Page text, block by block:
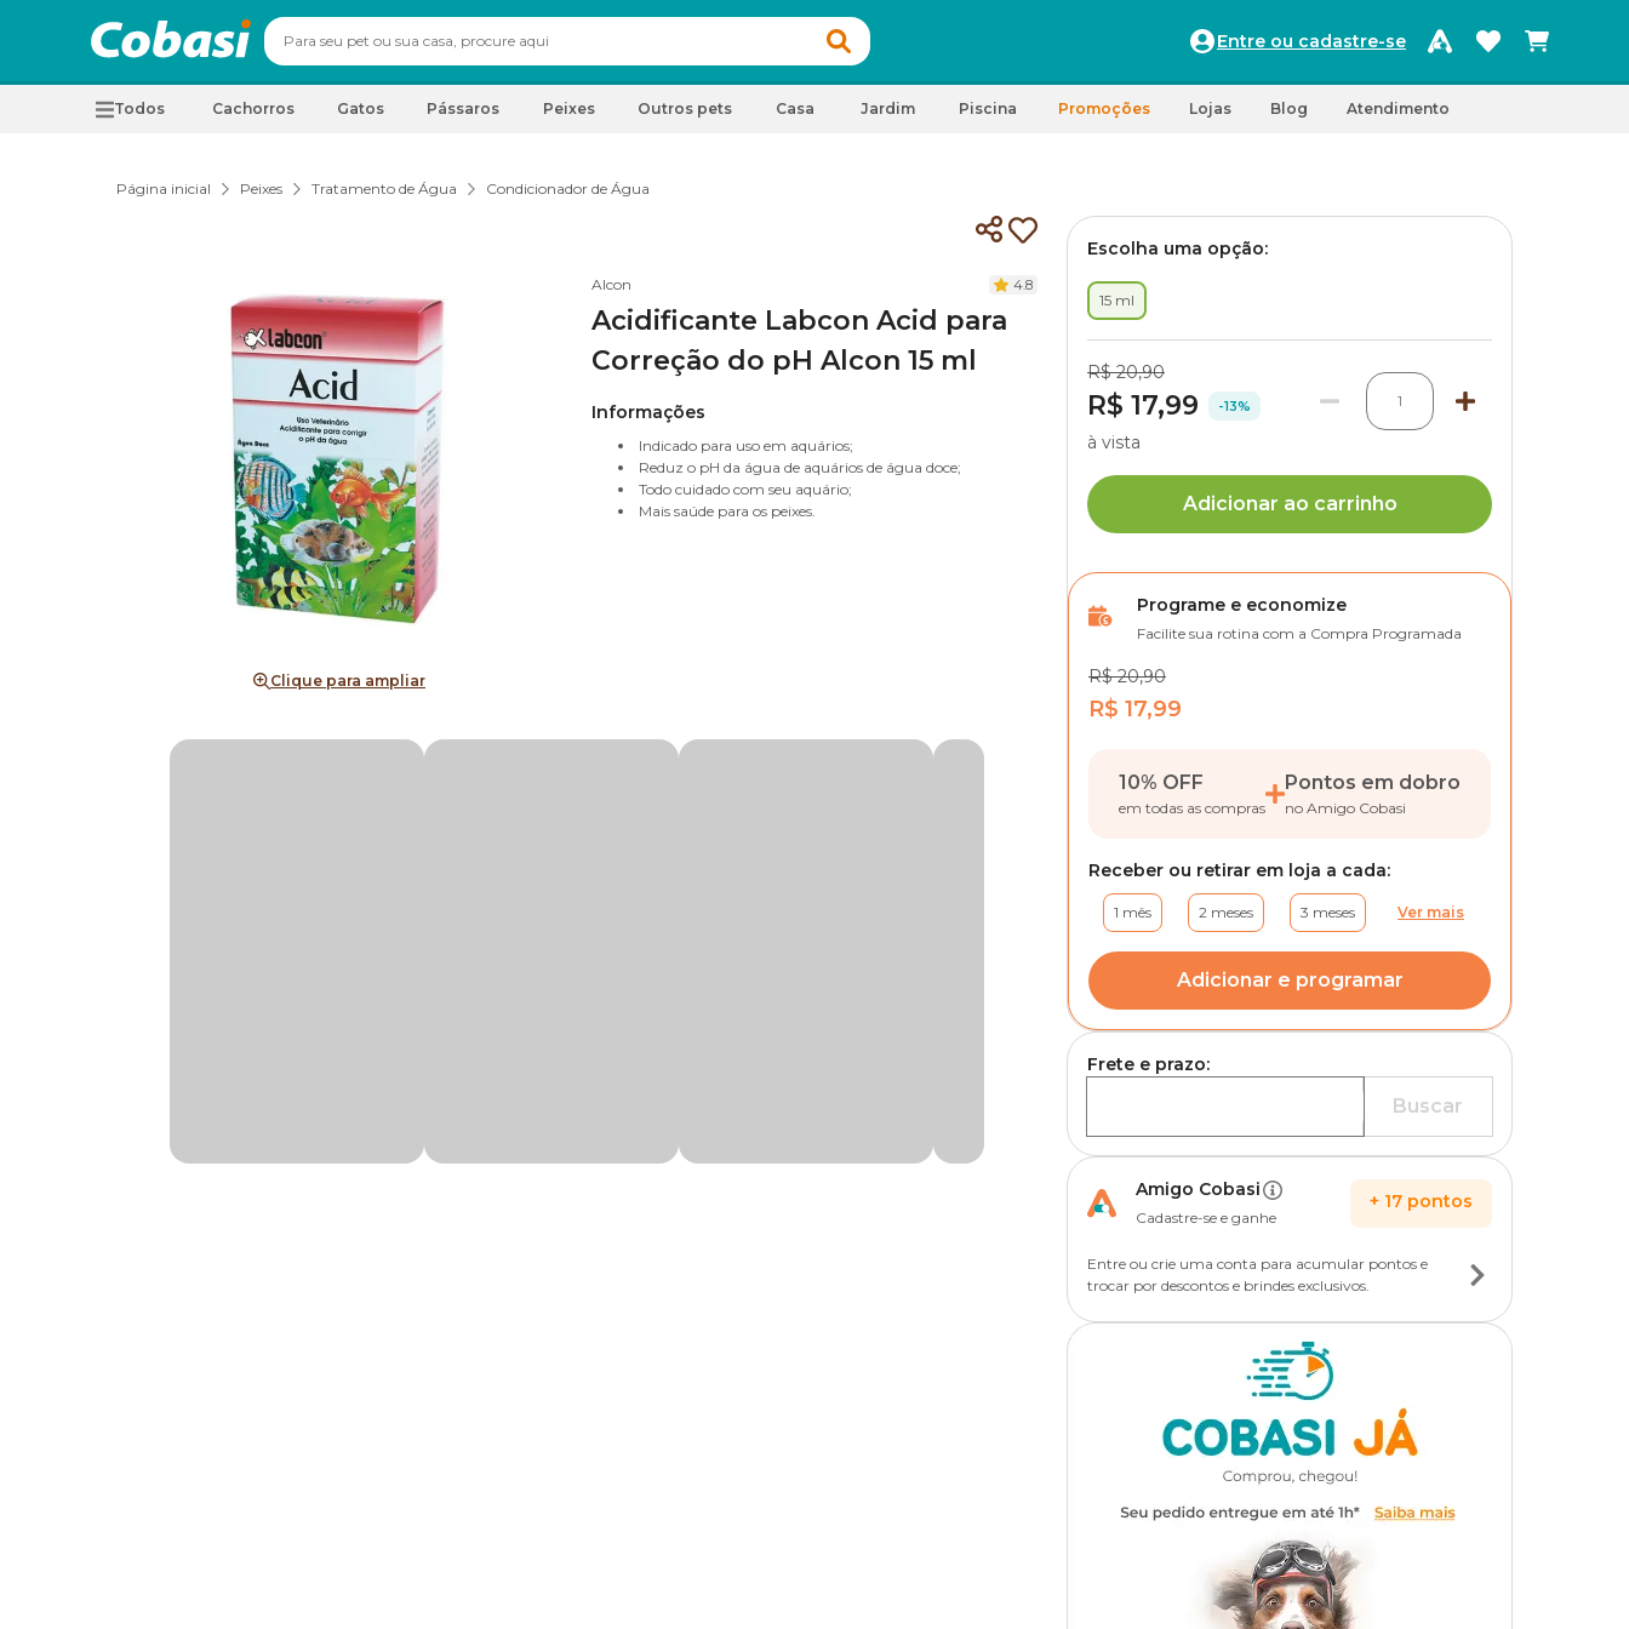
Entre ou cadastre-se
Todos Cachorros Gatos Pássaros Peixes Outros pets Casa Jardim Piscina Promoções Lojas Blog Atendimento
Página inicial Peixes Tratamento de Água Condicionador de Água
Clique para ampliar
Alcon 4.8
Acidificante Labcon Acid para
Correção do pH Alcon 15 ml
Informações
Indicado para uso em aquários;
Reduz o pH da água de aquários de água doce;
Todo cuidado com seu aquário;
Mais saúde para os peixes.
Escolha uma opção:
15 ml
R$ 20,90
R$ 17,99 -13% 1
à vista
Adicionar ao carrinho
Programe e economize
Facilite sua rotina com a Compra Programada
R$ 20,90
R$ 17,99
10% OFF
em todas as compras
Pontos em dobro
no Amigo Cobasi
Receber ou retirar em loja a cada:
1 mês 2 meses 3 meses Ver mais
Adicionar e programar
Frete e prazo:
Buscar
Amigo Cobasi
Cadastre-se e ganhe
+ 17 pontos
Entre ou crie uma conta para acumular pontos e
trocar por descontos e brindes exclusivos.